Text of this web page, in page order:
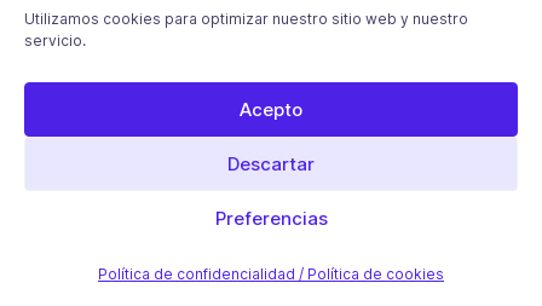
Utilizamos cookies para optimizar nuestro sitio web y nuestro
servicio.
Acepto
Descartar
Preferencias
Política de confidencialidad / Política de cookies
Herramienta proporcionada por Google Ads para
anticipar los volúmenes de búsquedas de palabras clave
en función de los datos de búsqueda históricos.
Rango de página
Fórmula matemática patentada inventada por el